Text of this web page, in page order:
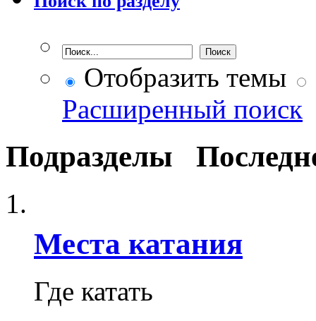
Отобразить темы
Расширенный поиск
Подразделы
Места катания
Где катать